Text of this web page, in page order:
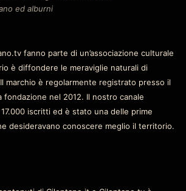
ed alburni
fanno parte di un’associazione culturale
è diffondere le meraviglie naturali di
marchio è regolarmente registrato presso il
fondazione nel 2012. Il nostro canale
iscritti ed è stato una delle prime
desideravano conoscere meglio il territorio.